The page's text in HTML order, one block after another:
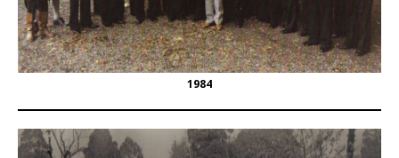
1984